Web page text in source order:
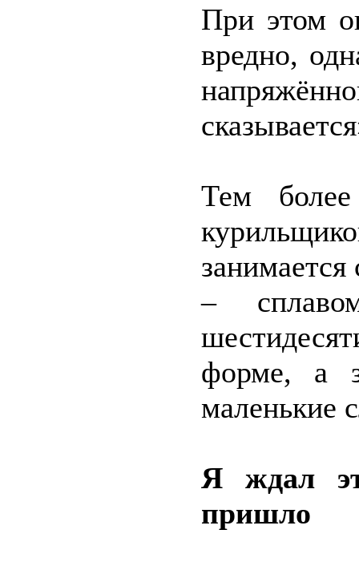
При этом
вредно,
Тем
–
форме, а
маленькие
Я ждал
пришло